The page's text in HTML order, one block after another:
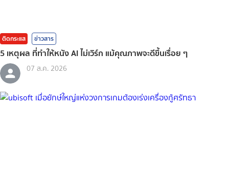
ติดกระแส ข่าวสาร
5 เหตุผล ที่ทำให้หนัง AI ไม่เวิร์ก แม้คุณภาพจะดีขึ้นเรื่อย ๆ
07 ส.ค. 2026